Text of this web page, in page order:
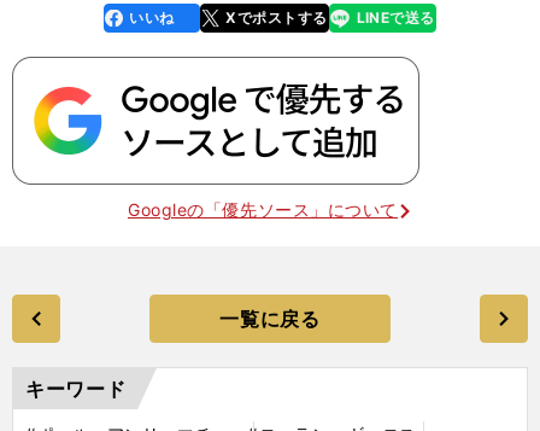
faceboo
k
いいね Xでポストする
line LINEで送る
Googleの「優先ソース」について
一覧に戻る
キーワード